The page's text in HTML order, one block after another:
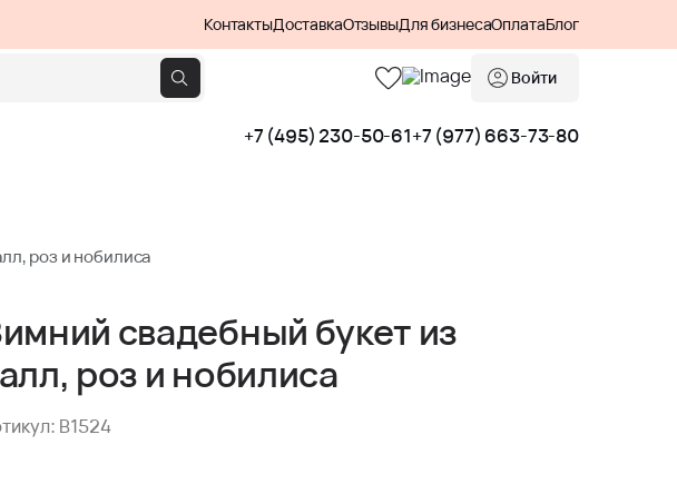
КонтактыДоставкаОтзывыДля бизнесаОплатаБлог
Войти
+7 (495) 230-50-61+7 (977) 663-73-80
роз и нобилиса
свадебный букет из
роз и нобилиса
B1524